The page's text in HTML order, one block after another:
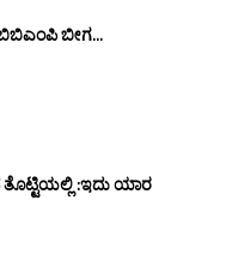
ಬೀಗ…
ತೊಟ್ಟಿಯಲ್ಲಿ :ಇದು ಯಾರ